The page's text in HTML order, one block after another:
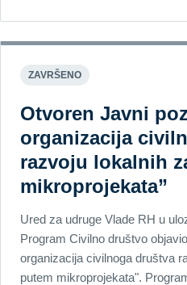
ZAVRŠENO
Otvoren Javni
organizacija
razvoju lokalnih
mikroprojekata”
Ured za udruge Vlade RH u
Program Civilno društvo
organizacija civilnoga društva
putem mikroprojekata".